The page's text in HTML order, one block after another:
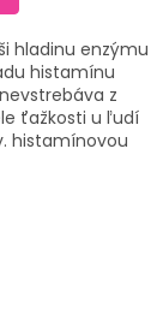
hladinu enzýmu
histamínu
z
ťažkosti u ľudí
histamínovou